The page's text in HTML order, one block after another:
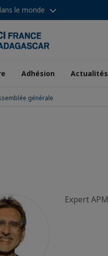
le monde
Adhésion Actualités
générale
Expert APM